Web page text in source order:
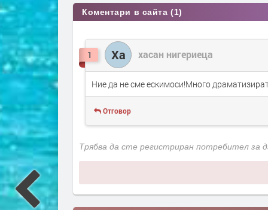
Коментари в сайта (1)
1 Ха хасан нигериеца
Ние да не сме ескимоси!Много
Отговор
Трябва да сте регистриран потребител